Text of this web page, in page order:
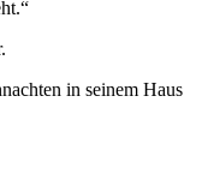
in seinem Haus